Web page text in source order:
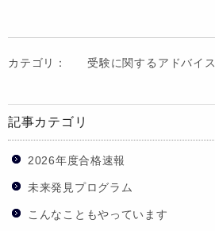
カテゴリ： 受験に関するアドバイス
記事カテゴリ
2026年度合格速報
未来発見プログラム
こんなこともやっています